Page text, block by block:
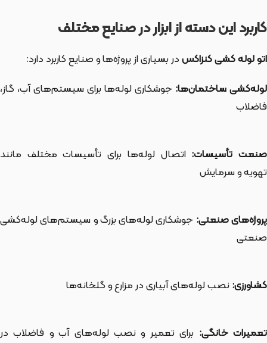
کاربرد این دسته از ابزار در صنایع مختلف
اتو لوله کشی کنزاکسدر بسیاری از پروژه‌ها و صنایع کاربرد دارد:
لوله‌کشی ساختمان‌ها: جوشکاری لوله‌ها برای سیستم‌های آب، گاز،
فاضلاب
صنعت تأسیسات: اتصال لوله‌ها برای تأسیسات مختلف مانند
تهویه و سرمایش
پروژه‌های صنعتی: جوشکاری لوله‌های بزرگ و سیستم‌های لوله‌کشی
صنعتی
کشاورزی:نصب لوله‌های آبیاری در مزارع و گلخانه‌ها
تعمیرات خانگی: برای تعمیر و نصب لوله‌های آب و فاضلاب در